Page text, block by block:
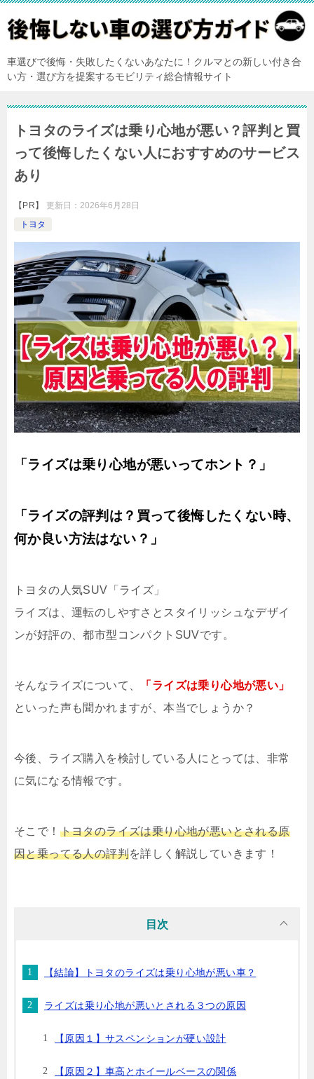
車選びで後悔・失敗したくないあなたに！クルマとの新しい付き合
い方・選び方を提案するモビリティ総合情報サイト
トヨタのライズは乗り心地が悪い？評判と買
って後悔したくない人におすすめのサービス
あり
【PR】 更新日： 2026年6月28日
トヨタ
「ライズは乗り心地が悪いってホント？」
「ライズの評判は？買って後悔したくない時、
何か良い方法はない？」
トヨタの人気SUV「ライズ」
ライズは、運転のしやすさとスタイリッシュなデザイ
ンが好評の、都市型コンパクトSUVです。
そんなライズについて、
「ライズは乗り心地が悪い」
といった声も聞かれますが、本当でしょうか？
今後、ライズ購入を検討している人にとっては、非常
に気になる情報です。
そこで！ トヨタのライズは乗り心地が悪いとされる原
因と乗ってる人の評判を詳しく解説していきます！
目次
【結論】トヨタのライズは乗り心地が悪い車？
ライズは乗り心地が悪いとされる３つの原因
【原因１】サスペンションが硬い設計
【原因２】車高とホイールベースの関係